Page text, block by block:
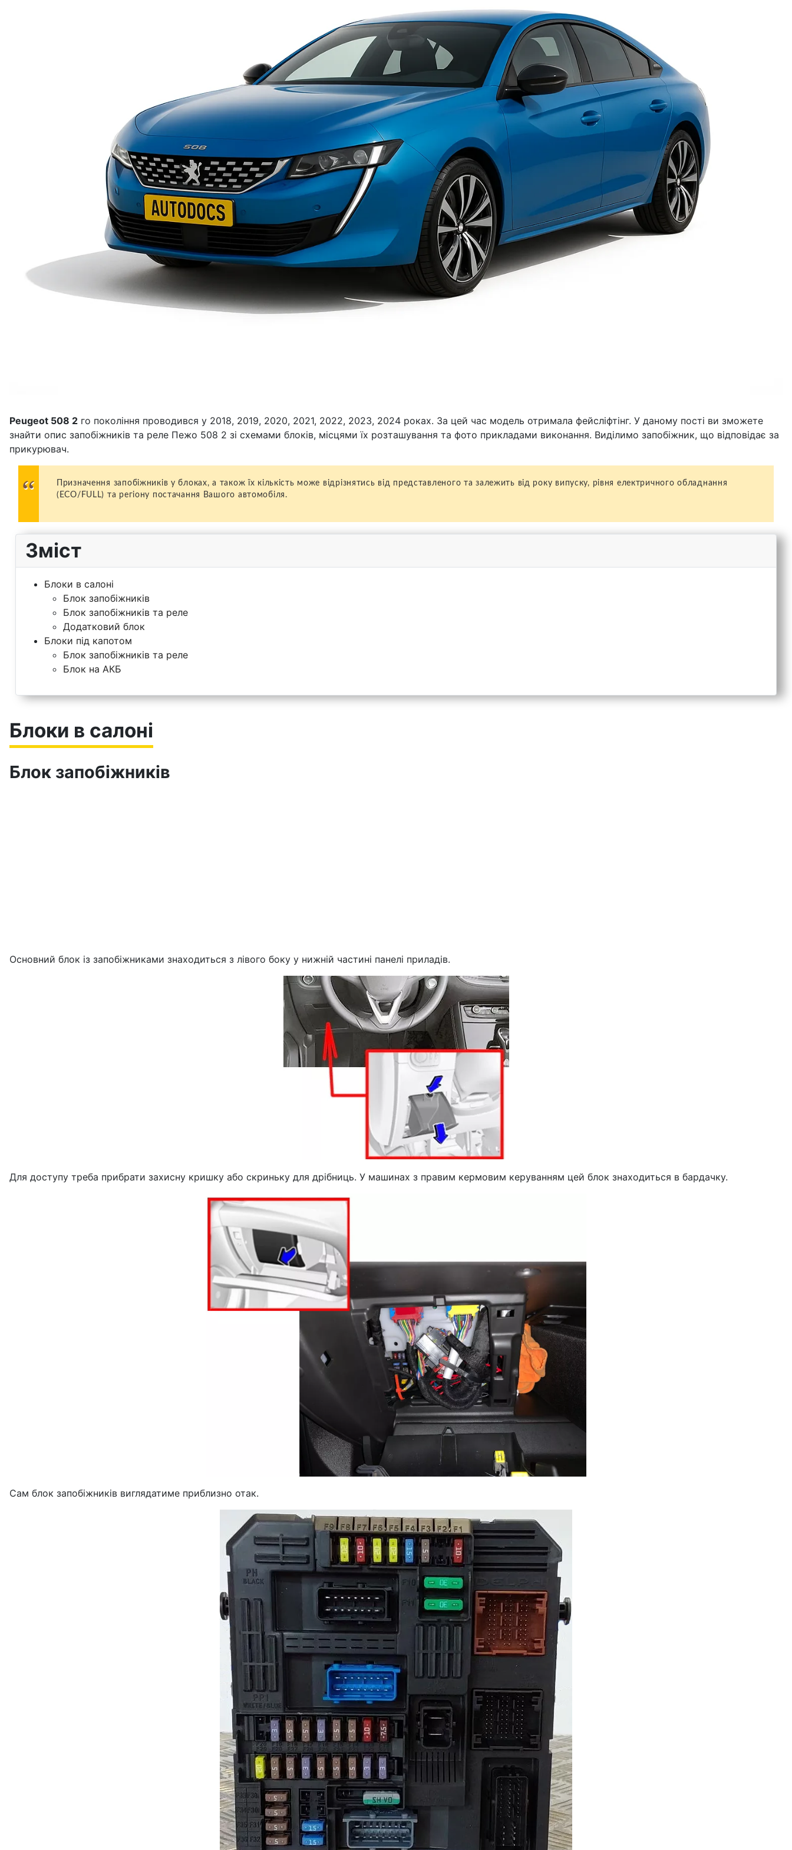
Peugeot 508 2 го покоління проводився у 2018, 2019, 2020, 2021, 2022, 2023, 2024 роках. За цей час модель отримала фейсліфтінг. У даному пості ви зможете
знайти опис запобіжників та реле Пежо 508 2 зі схемами блоків, місцями їх розташування та фото прикладами виконання. Виділимо запобіжник, що відповідає за
прикурювач.
Призначення запобіжників у блоках, а також їх кількість може відрізнятись від представленого та залежить від року випуску, рівня електричного обладнання
(ECO/FULL) та регіону постачання Вашого автомобіля.
Зміст
Блоки в салоні
Блок запобіжників
Блок запобіжників та реле
Додатковий блок
Блоки під капотом
Блок запобіжників та реле
Блок на АКБ
Блоки в салоні
Блок запобіжників
Основний блок із запобіжниками знаходиться з лівого боку у нижній частині панелі приладів.
Для доступу треба прибрати захисну кришку або скриньку для дрібниць. У машинах з правим кермовим керуванням цей блок знаходиться в бардачку.
Сам блок запобіжників виглядатиме приблизно отак.